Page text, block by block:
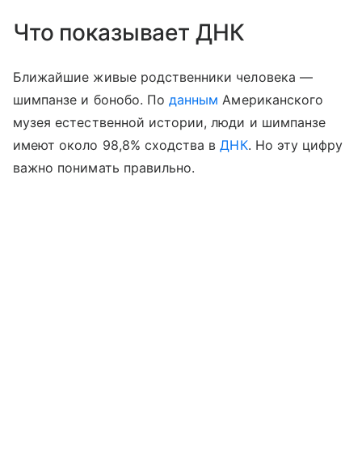
Что показывает ДНК
Ближайшие живые родственники человека —
шимпанзе и бонобо. Поданным Американского
музея естественной истории, люди и шимпанзе
имеют около 98,8% сходства вДНК. Но эту цифру
важно понимать правильно.